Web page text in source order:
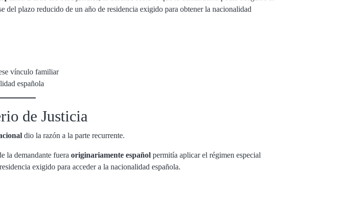
del plazo reducido de un año de residencia exigido para obtener la nacionalidad
vínculo familiar
española
de Justicia
dio la razón a la parte recurrente.
la demandante fuera originariamente español permitía aplicar el régimen especial
exigido para acceder a la nacionalidad española.